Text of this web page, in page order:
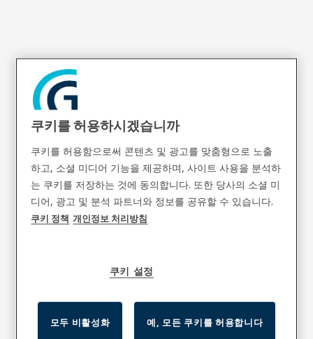
GM-1000L
쿠키를 허용하시겠습니까
쿠키를 허용함으로써 콘텐츠 및 광고를 맞춤형으로 노출
하고, 소셜 미디어 기능을 제공하며, 사이트 사용을 분석하
는 쿠키를 저장하는 것에 동의합니다. 또한 당사의 소셜 미
디어, 광고 및 분석 파트너와 정보를 공유할 수 있습니다.
쿠키 정책 개인정보 처리방침
쿠키 설정
모두 비활성화 예, 모든 쿠키를 허용합니다